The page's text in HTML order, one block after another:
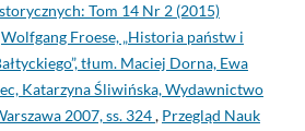
Tom 14 Nr 2 (2015)
Wolfgang Froese, „Historia państw i
tłum. Maciej Dorna, Ewa
Katarzyna Śliwińska, Wydawnictwo
2007, ss. 324, Przegląd Nauk